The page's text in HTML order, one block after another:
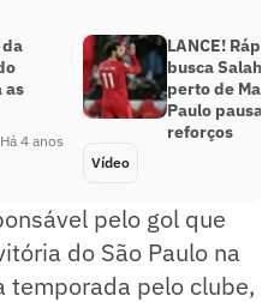
as
Há 4 anos
LANCE!
busca Salah,
perto de
Paulo pausa
reforços
Vídeo
pelo gol que
do São Paulo na
temporada pelo clube,